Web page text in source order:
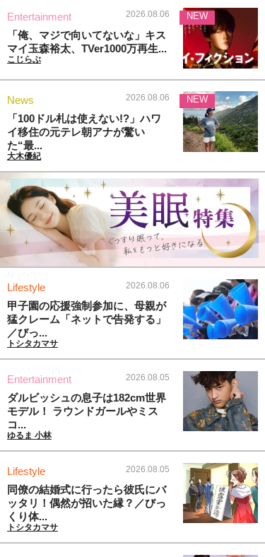
Entertainment 2026.08.06
「俺、マジで向いてないな」キス
マイ玉森裕太、TVer1000万再生...
こじらぶ
NEW
News 2026.08.06
「100ドル札は使えない!?」ハワ
イ移住の元テレ朝アナが驚い
た“最...
大木優紀
NEW
Lifestyle 2026.08.06
甲子園の応援強制参加に、母親が
猛クレーム「ネットで告発する」
／びっ...
トシタカマサ
Entertainment 2026.08.05
ダルビッシュの息子は182cm世界
モデル！ ラウンドガールやミス
コ...
ゆるま 小林
Lifestyle 2026.08.05
同僚の結婚式に行ったら彼氏にバ
ッタリ！偶然が招いた縁？／びっ
くり体...
トシタカマサ